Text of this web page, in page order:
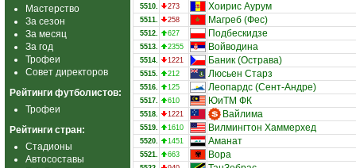
Мастерство
За сезон
За месяц
За год
Трофеи
Совет директоров
Рейтинги футболистов:
Трофеи
Рейтинги стран:
Стадионы
Автосоставы
5510. 273 Хоирис Аурум
5511. 258 Магреб (Фес)
5512. 627 Подбескидзе
5513. 2355 Войводина
5514. 1221 Баник (Острава)
5515. 212 Люсьен Старз
5516. 125 Леопардс (Сент-Андре)
5517. 610 ЮиТМ ФК
5518. 1221 Вайлима
5519. 1610 Вилмингтон Хаммерхед
5520. 1451 Аманат
5521. 663 Вора